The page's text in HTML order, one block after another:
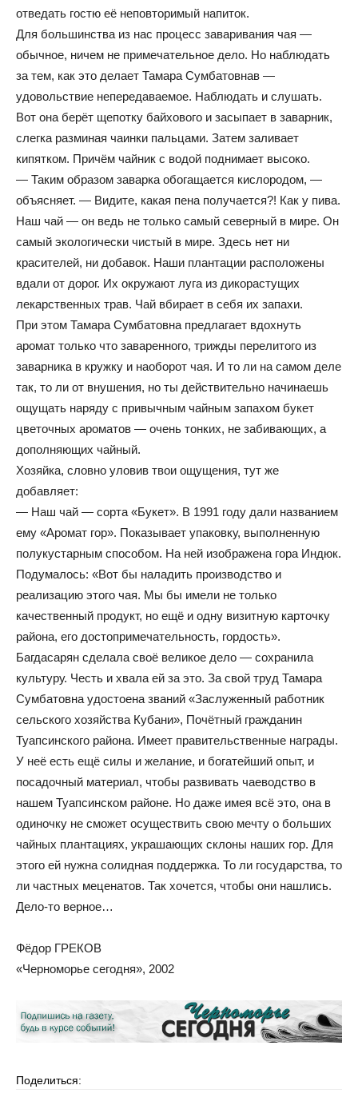
отведать гостю её неповторимый напиток.
Для большинства из нас процесс заваривания чая —
обычное, ничем не примечательное дело. Но наблюдать
за тем, как это делает Тамара Сумбатовнав —
удовольствие непередаваемое. Наблюдать и слушать.
Вот она берёт щепотку байхового и засыпает в заварник,
слегка разминая чаинки пальцами. Затем заливает
кипятком. Причём чайник с водой поднимает высоко.
— Таким образом заварка обогащается кислородом, —
объясняет. — Видите, какая пена получается?! Как у пива.
Наш чай — он ведь не только самый северный в мире. Он
самый экологически чистый в мире. Здесь нет ни
красителей, ни добавок. Наши плантации расположены
вдали от дорог. Их окружают луга из дикорастущих
лекарственных трав. Чай вбирает в себя их запахи.
При этом Тамара Сумбатовна предлагает вдохнуть
аромат только что заваренного, трижды перелитого из
заварника в кружку и наоборот чая. И то ли на самом деле
так, то ли от внушения, но ты действительно начинаешь
ощущать наряду с привычным чайным запахом букет
цветочных ароматов — очень тонких, не забивающих, а
дополняющих чайный.
Хозяйка, словно уловив твои ощущения, тут же
добавляет:
— Наш чай — сорта «Букет». В 1991 году дали названием
ему «Аромат гор». Показывает упаковку, выполненную
полукустарным способом. На ней изображена гора Индюк.
Подумалось: «Вот бы наладить производство и
реализацию этого чая. Мы бы имели не только
качественный продукт, но ещё и одну визитную карточку
района, его достопримечательность, гордость».
Багдасарян сделала своё великое дело — сохранила
культуру. Честь и хвала ей за это. За свой труд Тамара
Сумбатовна удостоена званий «Заслуженный работник
сельского хозяйства Кубани», Почётный гражданин
Туапсинского района. Имеет правительственные награды.
У неё есть ещё силы и желание, и богатейший опыт, и
посадочный материал, чтобы развивать чаеводство в
нашем Туапсинском районе. Но даже имея всё это, она в
одиночку не сможет осуществить свою мечту о больших
чайных плантациях, украшающих склоны наших гор. Для
этого ей нужна солидная поддержка. То ли государства, то
ли частных меценатов. Так хочется, чтобы они нашлись.
Дело-то верное…
Фёдор ГРЕКОВ
«Черноморье сегодня», 2002
Поделиться: